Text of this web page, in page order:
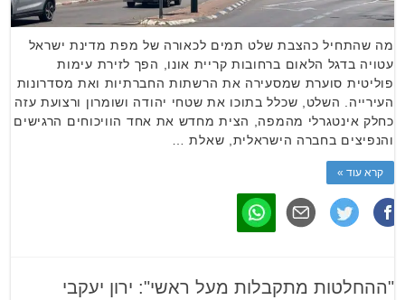
מה שהתחיל כהצבת שלט תמים לכאורה של מפת מדינת ישראל
עטויה בדגל הלאום ברחובות קריית אונו, הפך לזירת עימות
פוליטית סוערת שמסעירה את הרשתות החברתיות ואת מסדרונות
העירייה. השלט, שכלל בתוכו את שטחי יהודה ושומרון ורצועת עזה
כחלק אינטגרלי מהמפה, הצית מחדש את אחד הוויכוחים הרגישים
והנפיצים בחברה הישראלית, שאלת …
קרא עוד »
"ההחלטות מתקבלות מעל ראשי": ירון יעקבי